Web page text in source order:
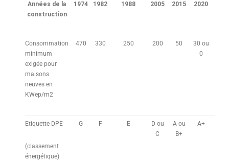
Années de la
construction
1974 1982 1988 2005 2015 2020
Consommation
minimum
exigée pour
maisons
neuves en
KWep/m2
470 330 250 200 50
30 ou
0
Etiquette DPE
(classement
énergétique)
G F E
D ou
C
A ou
B+
A+